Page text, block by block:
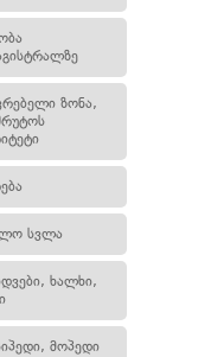
ზონა,
სვლა
ხალხი,
მოპედი